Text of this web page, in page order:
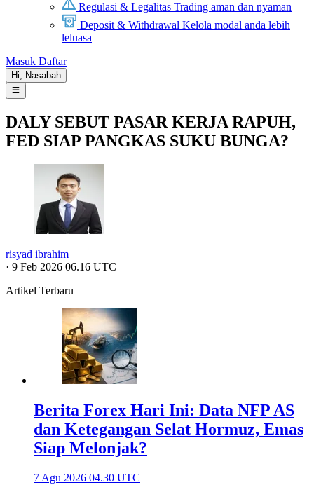
Regulasi & Legalitas Trading aman dan nyaman
Deposit & Withdrawal Kelola modal anda lebih
leluasa
Masuk Daftar
Hi, Nasabah
DALY SEBUT PASAR KERJA RAPUH,
FED SIAP PANGKAS SUKU BUNGA?
risyad ibrahim
· 9 Feb 2026 06.16 UTC
Artikel Terbaru
Berita Forex Hari Ini: Data NFP AS
dan Ketegangan Selat Hormuz, Emas
Siap Melonjak?
7 Agu 2026 04.30 UTC